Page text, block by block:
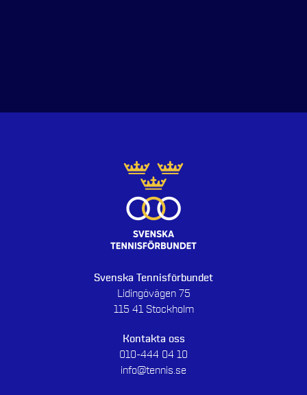
Svenska Tennisförbundet
Lidingövägen 75
115 41 Stockholm
Kontakta oss
010-444 04 10
info@tennis.se